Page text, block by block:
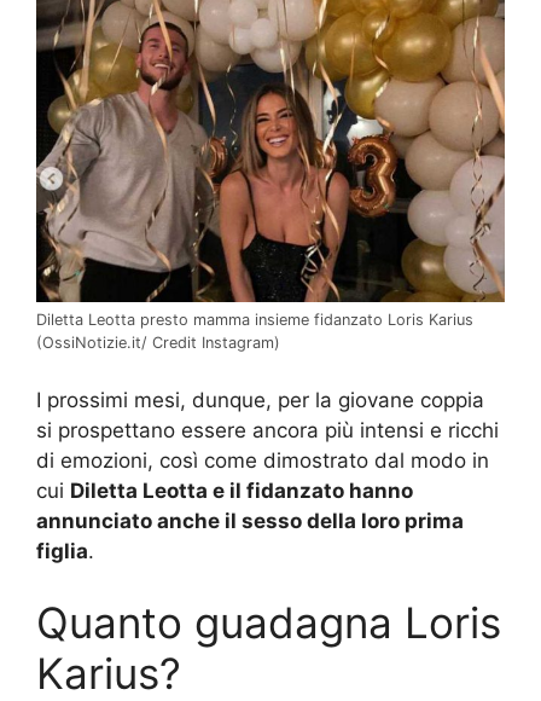
Diletta Leotta presto mamma insieme fidanzato Loris Karius
(OssiNotizie.it/ Credit Instagram)
I prossimi mesi, dunque, per la giovane coppia
si prospettano essere ancora più intensi e ricchi
di emozioni, così come dimostrato dal modo in
cui Diletta Leotta e il fidanzato hanno
annunciato anche il sesso della loro prima
figlia.
Quanto guadagna Loris
Karius?